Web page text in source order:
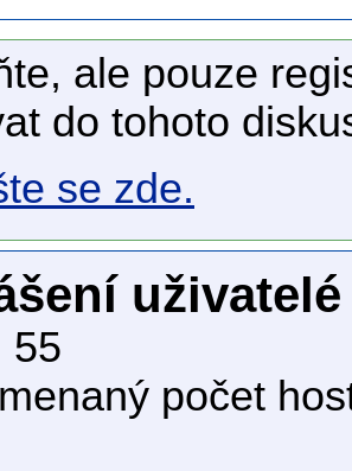
ale pouze
do tohoto
se zde.
uživatelé
55
počet